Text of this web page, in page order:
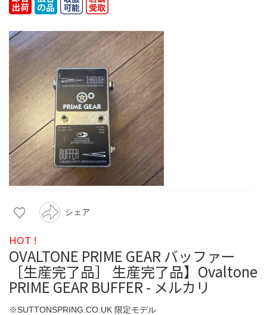
シェア
HOT !
OVALTONE PRIME GEAR バッファー
［生産完了品］ 生産完了品】Ovaltone
PRIME GEAR BUFFER - メルカリ
※SUTTONSPRING.CO.UK 限定モデル